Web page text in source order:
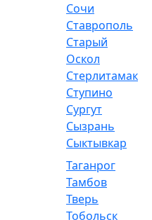
Сочи
Ставрополь
Старый
Оскол
Стерлитамак
Ступино
Сургут
Сызрань
Сыктывкар
Таганрог
Тамбов
Тверь
Тобольск